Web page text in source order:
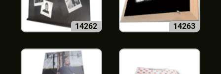
14262 14263